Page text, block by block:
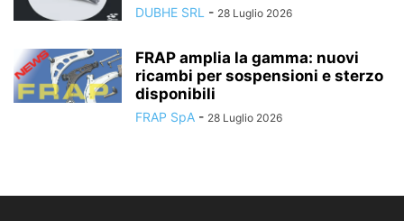
DUBHE SRL - 28 Luglio 2026
FRAP amplia la gamma: nuovi
ricambi per sospensioni e sterzo
disponibili
FRAP SpA - 28 Luglio 2026